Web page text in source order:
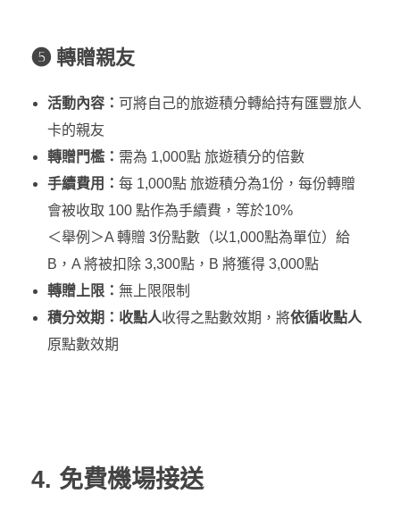
❺ 轉贈親友
活動內容： 可將自己的旅遊積分轉給持有匯豐旅人
卡的親友
轉贈門檻： 需為 1,000點 旅遊積分的倍數
手續費用： 每 1,000點 旅遊積分為1份，每份轉贈
會被收取 100 點作為手續費，等於10%
＜舉例＞A 轉贈 3份點數（以1,000點為單位）給
B，A 將被扣除 3,300點，B 將獲得 3,000點
轉贈上限： 無上限限制
積分效期：收點人收得之點數效期，將依循收點人
原點數效期
4. 免費機場接送